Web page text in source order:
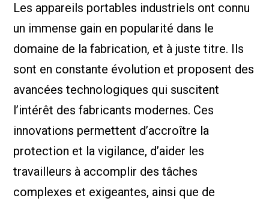
Les appareils portables industriels ont connu
un immense gain en popularité dans le
domaine de la fabrication, et à juste titre. Ils
sont en constante évolution et proposent des
avancées technologiques qui suscitent
l’intérêt des fabricants modernes. Ces
innovations permettent d’accroître la
protection et la vigilance, d’aider les
travailleurs à accomplir des tâches
complexes et exigeantes, ainsi que de